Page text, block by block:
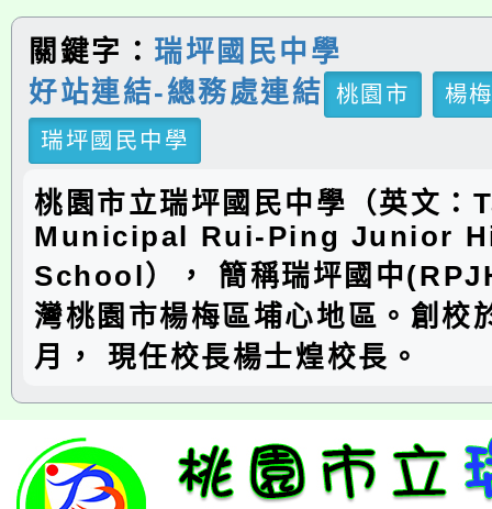
關鍵字： 瑞坪國民中學
好站連結-總務處連結
桃園市
楊
瑞坪國民中學
桃園市立瑞坪國民中學（英文：
Municipal Rui-Ping Junior
School）， 簡稱瑞坪國中
灣桃園市楊梅區埔心地區。創校
月， 現任校長楊士煌校長。